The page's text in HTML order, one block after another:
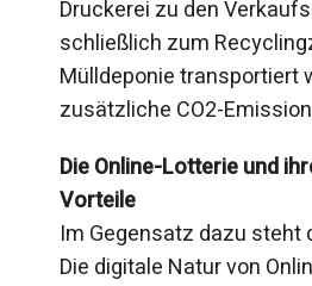
Druckerei zu den
schließlich zum
Mülldeponie transportiert
zusätzliche CO2-
Die Online-Lotterie und
Vorteile
Im Gegensatz dazu steht
Die digitale Natur von